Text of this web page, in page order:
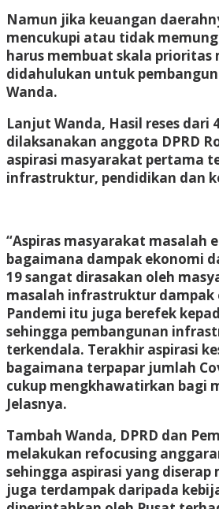
Namun jika keuangan
mencukupi atau tidak
harus membuat skala prioritas
didahulukan untuk
Wanda.
Lanjut Wanda, Hasil reses dari
dilaksanakan anggota DPRD
aspirasi masyarakat pertama
infrastruktur, pendidikan dan
“Aspiras masyarakat masalah
bagaimana dampak ekonomi
19 sangat dirasakan oleh
masalah infrastruktur dampak
Pandemi itu juga berefek
sehingga pembangunan
terkendala. Terakhir aspirasi
bagaimana terpapar jumlah
cukup mengkhawatirkan bagi
Jelasnya.
Tambah Wanda, DPRD dan
melakukan refocusing
sehingga aspirasi yang diserap
juga terdampak daripada